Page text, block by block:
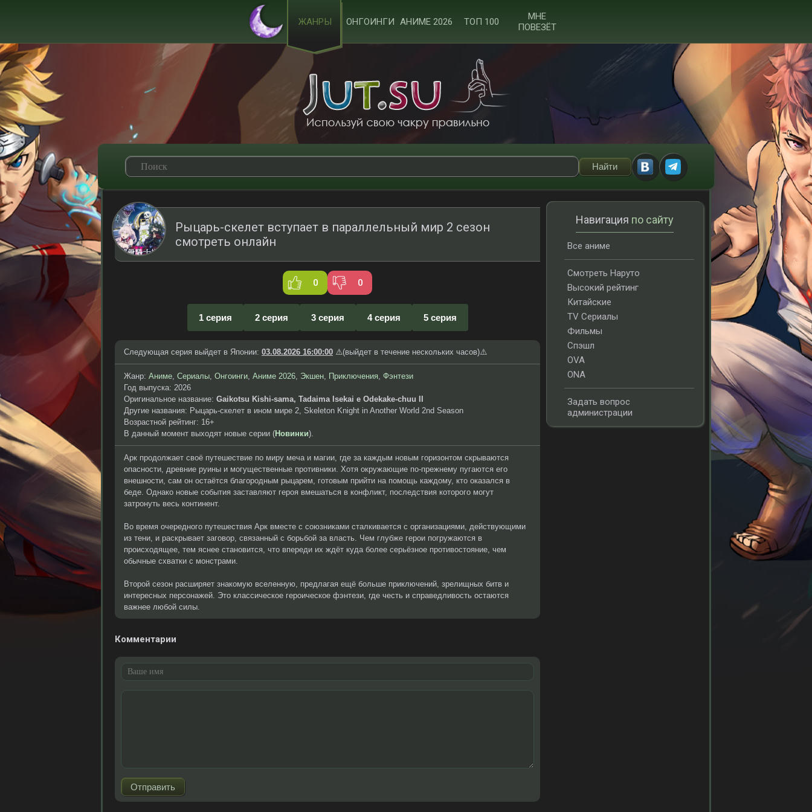
ЖАНРЫ ОНГОИНГИ АНИМЕ 2026 ТОП 100
МНЕ
ПОВЕЗЁТ
Рыцарь-скелет вступает в параллельный мир 2 сезон
смотреть онлайн
0 0
1 серия 2 серия 3 серия 4 серия 5 серия
Следующая серия выйдет в Японии: 03.08.2026 16:00:00 ⚠️(выйдет в течение нескольких часов)⚠️
Жанр: Аниме, Сериалы, Онгоинги, Аниме 2026, Экшен, Приключения, Фэнтези
Год выпуска: 2026
Оригинальное название: Gaikotsu Kishi-sama, Tadaima Isekai e Odekake-chuu II
Другие названия: Рыцарь-скелет в ином мире 2, Skeleton Knight in Another World 2nd Season
Возрастной рейтинг: 16+
В данный момент выходят новые серии (Новинки).
Арк продолжает своё путешествие по миру меча и магии, где за каждым новым горизонтом скрываются
опасности, древние руины и могущественные противники. Хотя окружающие по-прежнему пугаются его
внешности, сам он остаётся благородным рыцарем, готовым прийти на помощь каждому, кто оказался в
беде. Однако новые события заставляют героя вмешаться в конфликт, последствия которого могут
затронуть весь континент.
Во время очередного путешествия Арк вместе с союзниками сталкивается с организациями, действующими
из тени, и раскрывает заговор, связанный с борьбой за власть. Чем глубже герои погружаются в
происходящее, тем яснее становится, что впереди их ждёт куда более серьёзное противостояние, чем
обычные схватки с монстрами.
Второй сезон расширяет знакомую вселенную, предлагая ещё больше приключений, зрелищных битв и
интересных персонажей. Это классическое героическое фэнтези, где честь и справедливость остаются
важнее любой силы.
Комментарии
Навигация по сайту
Все аниме
Смотреть Наруто
Высокий рейтинг
Китайские
TV Сериалы
Фильмы
Спэшл
OVA
ONA
Задать вопрос
администрации